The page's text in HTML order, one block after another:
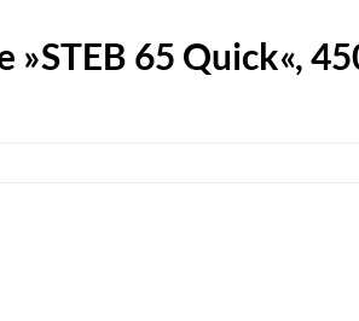
»STEB 65 Quick«,